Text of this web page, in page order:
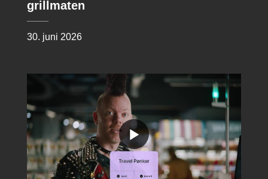
grillmaten
30. juni 2026